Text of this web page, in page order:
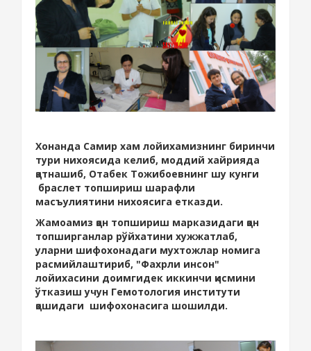
Хонанда Самир хам лойихамизнинг биринчи
тури нихоясида келиб, моддий хайрияда
қатнашиб, Отабек Тожибоевнинг шу кунги
браслет топшириш шарафли
масъулиятини нихоясига етказди.
Жамоамиз қон топшириш марказидаги қон
топширганлар рўйхатини хужжатлаб,
уларни шифохонадаги мухтожлар номига
расмийлаштириб, "Фахрли инсон"
лойихасини доимгидек иккинчи қисмини
ўтказиш учун Гемотология институти
қошидаги шифохонасига шошилди.